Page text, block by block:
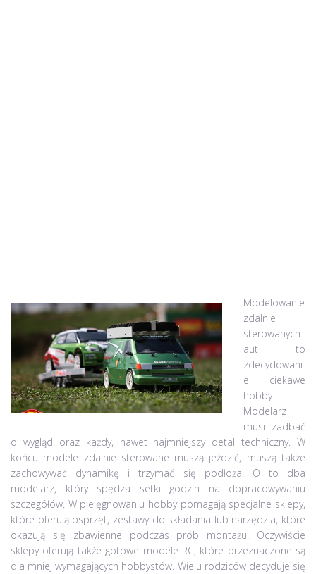
Modelowanie
zdalnie
sterowanych
aut to
zdecydowani
e ciekawe
hobby.
Modelarz
musi zadbać
o wygląd oraz każdy, nawet najmniejszy detal techniczny. W
końcu modele zdalnie sterowane muszą jeździć, muszą także
zachowywać dynamikę i trzymać się podłoża. O to dba
modelarz, który spędza setki godzin na dopracowywaniu
szczegółów. W pielęgnowaniu hobby pomagają specjalne sklepy,
które oferują osprzęt, zestawy do składania lub narzędzia, które
okazują się zbawienne podczas prób montażu. Oczywiście
sklepy oferują także gotowe modele RC, które przeznaczone są
dla mniej wymagających hobbystów. Wielu rodziców decyduje się